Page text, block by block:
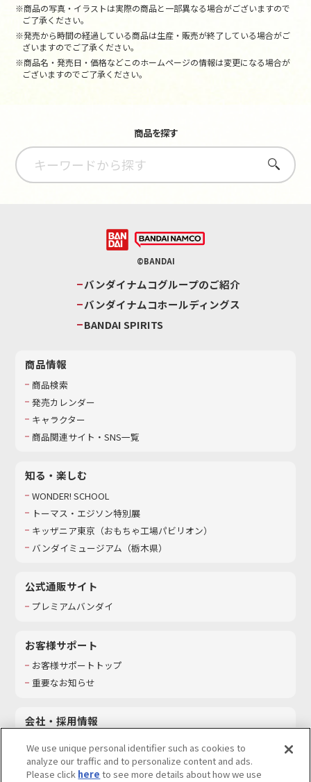
※商品の写真・イラストは実際の商品と一部異なる場合がございますので
ご了承ください。
※発売から時間の経過している商品は生産・販売が終了している場合がご
ざいますのでご了承ください。
※商品名・発売日・価格などこのホームページの情報は変更になる場合が
ございますのでご了承ください。
商品を探す
さがす
©BANDAI
バンダイナムコグループのご紹介
バンダイナムコホールディングス
BANDAI SPIRITS
商品情報
商品検索
発売カレンダー
キャラクター
商品関連サイト・SNS一覧
知る・楽しむ
WONDER! SCHOOL
トーマス・エジソン特別展
キッザニア東京（おもちゃ工場パビリオン）​
バンダイミュージアム（栃木県）
公式通販サイト
プレミアムバンダイ
お客様サポート
お客様サポートトップ
重要なお知らせ
会社・採用情報
採用情報
サステナビリティ
We use unique personal identifier such as cookies to
analyze our traffic and to personalize content and ads.
Please click here to see more details about how we use